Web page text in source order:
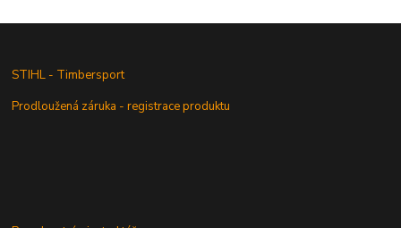
STIHL - Timbersport
Prodloužená záruka - registrace produktu